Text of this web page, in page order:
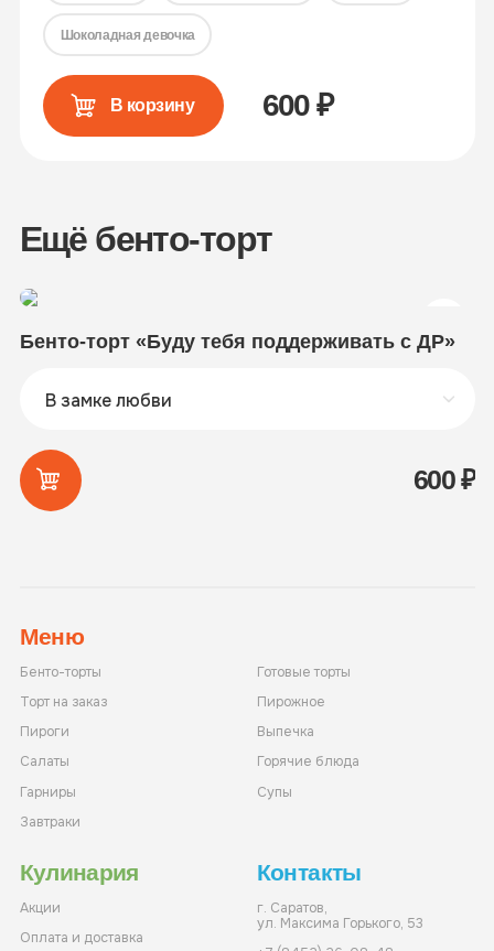
Шоколадная девочка
В корзину 600₽
Ещё бенто-торт
Бенто-торт «Буду тебя поддерживать с ДР»
600₽
Меню
Бенто-торты
Готовые торты
Торт на заказ
Пирожное
Пироги
Выпечка
Салаты
Горячие блюда
Гарниры
Супы
Завтраки
Кулинария
Акции
Оплата и доставка
Контакты
г. Саратов,
ул. Максима Горького, 53